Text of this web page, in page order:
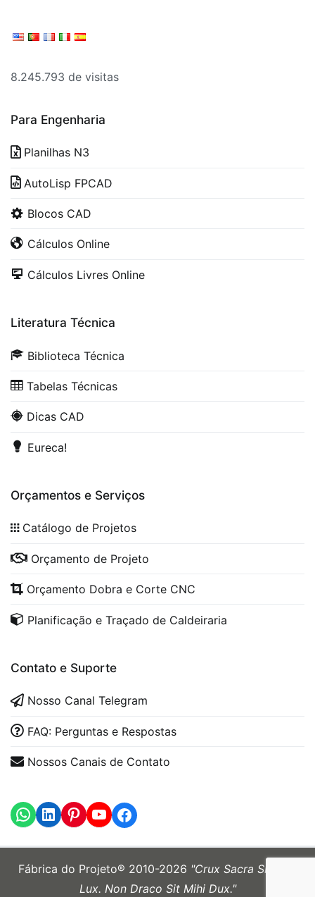
8.245.793 de visitas
Para Engenharia
Planilhas N3
AutoLisp FPCAD
Blocos CAD
Cálculos Online
Cálculos Livres Online
Literatura Técnica
Biblioteca Técnica
Tabelas Técnicas
Dicas CAD
Eureca!
Orçamentos e Serviços
Catálogo de Projetos
Orçamento de Projeto
Orçamento Dobra e Corte CNC
Planificação e Traçado de Caldeiraria
Contato e Suporte
Nosso Canal Telegram
FAQ: Perguntas e Respostas
Nossos Canais de Contato
WhatsApp
LinkedInhttps://
Fábrica do Projeto® 2010-2026 "Crux Sacra Sit Mihi
Lux. Non Draco Sit Mihi Dux."